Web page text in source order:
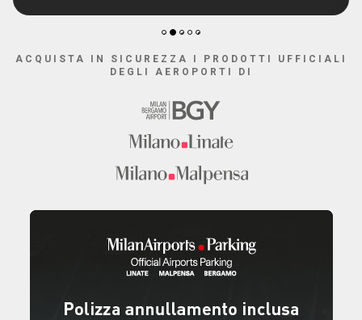
1 2 3 4 5
ACQUISTA IN SICUREZZA I PRODOTTI UFFICIALI
DEGLI AEROPORTI DI